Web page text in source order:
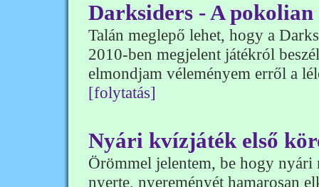
Darksiders - A
Talán meglepő lehet, hogy a
2010-ben megjelent játékról
elmondjam véleményem erről a
[folytatás]
Nyári kvízjáték első
Örömmel jelentem, be hogy nyári
nyerte, nyereményét hamarosan